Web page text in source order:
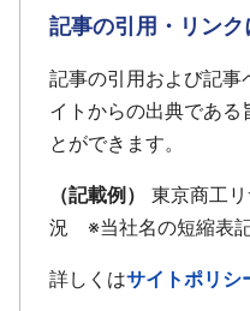
記事の引用・リンク
記事の引用および記事
イトからの出典である
とができます。
（記載例）
東京商工
況 ※当社名の短縮表記
詳しくはサイトポリシ